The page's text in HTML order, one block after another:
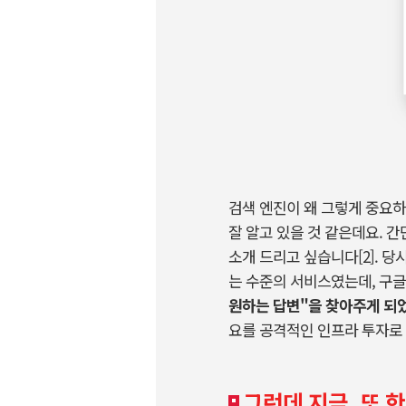
검색 엔진이 왜 그렇게 중요
잘 알고 있을 것 같은데요.간
소개 드리고 싶습니다[2]. 당
는 수준의 서비스였는데,구
원하는 답변"을 찾아주게 되
요를 공격적인 인프라 투자